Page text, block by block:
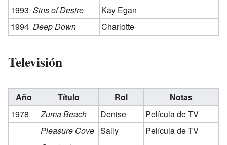
1993 Sins of Desire
Kay Egan
1994 Deep Down Charlotte
Televisión
Año Título Rol
Notas
1978
Zuma Beach Denise Película de TV
Pleasure Cove Sally
Película de TV